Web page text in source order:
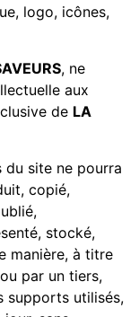
logo, icônes,
, ne
aux
de LA
du site ne pourra
copié,
stocké,
manière, à titre
par un tiers,
supports utilisés,